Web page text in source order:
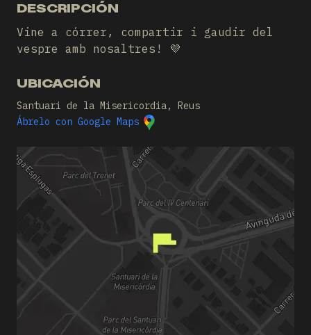
DESCRIPCIÓN
Vine a córrer, compartir i gaudir del
vespre amb nosaltres! 💜
UBICACIÓN
Santuari de la Misericordia, Reus
Ábrelo con Google Maps